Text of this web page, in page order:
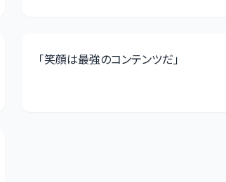
「笑顔は最強のコンテンツだ」